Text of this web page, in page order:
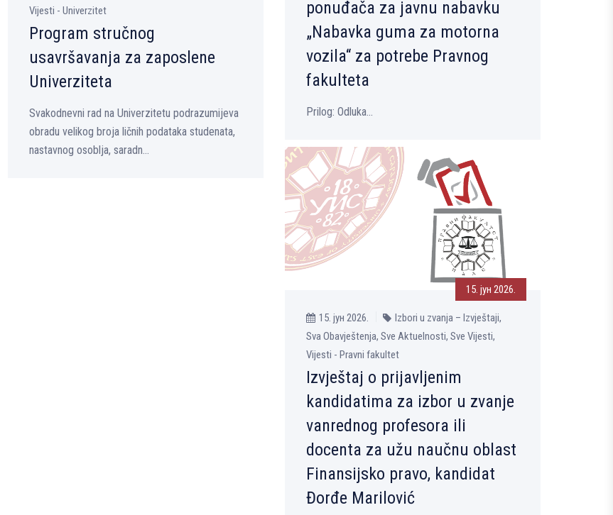
Vijesti - Univerzitet
Program stručnog
usavršavanja za zaposlene
Univerziteta
Svakodnevni rad na Univerzitetu podrazumijeva
obradu velikog broja ličnih podataka studenata,
nastavnog osoblja, saradn...
ponuđača za javnu nabavku
„Nabavka guma za motorna
vozila“ za potrebe Pravnog
fakulteta
Prilog: Odluka...
15. јун 2026.
15. јун 2026.
Izbori u zvanja – Izvještaji,
Sva Obavještenja, Sve Aktuelnosti, Sve Vijesti,
Vijesti - Pravni fakultet
Izvještaj o prijavljenim
kandidatima za izbor u zvanje
vanrednog profesora ili
docenta za užu naučnu oblast
Finansijsko pravo, kandidat
Đorđe Marilović